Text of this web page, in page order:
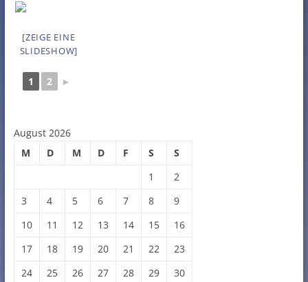
[ZEIGE EINE
SLIDESHOW]
1 2 ►
August 2026
M
D M D F S
S
1
2
3
4 5 6 7 8
9
10
11 12 13 14 15
16
17
18 19 20 21 22
23
24
25 26 27 28 29 30